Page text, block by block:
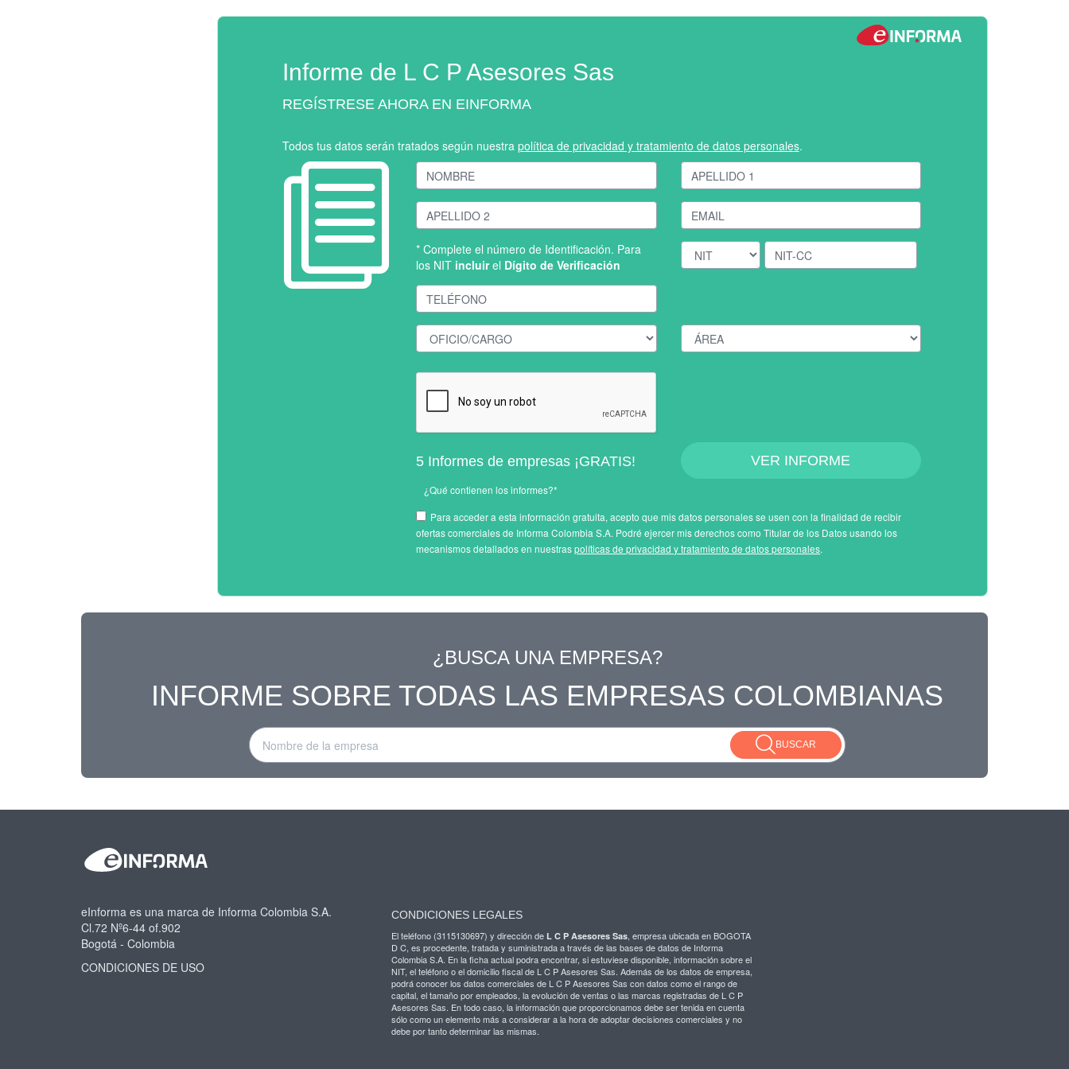
Informe de L C P Asesores Sas
REGÍSTRESE AHORA EN EINFORMA
Todos tus datos serán tratados según nuestra política de privacidad y tratamiento de datos personales.
* Complete el número de Identificación. Para
los NIT incluirel Dígito de Verificación
5 Informes de empresas ¡GRATIS!
¿Qué contienen los informes?*
VER INFORME
Para acceder a esta información gratuita, acepto que mis datos personales se usen con la finalidad de recibir
ofertas comerciales de Informa Colombia S.A. Podré ejercer mis derechos como Titular de los Datos usando los
mecanismos detallados en nuestraspolíticas de privacidad y tratamiento de datos personales.
¿BUSCA UNA EMPRESA?
INFORME SOBRE TODAS LAS EMPRESAS COLOMBIANAS
BUSCAR
eInforma es una marca de Informa Colombia S.A.
Cl.72 Nº6-44 of.902
Bogotá - Colombia
CONDICIONES DE USO
CONDICIONES LEGALES
El teléfono (3115130697) y dirección de L C P Asesores Sas , empresa ubicada en BOGOTA
D C, es procedente, tratada y suministrada a través de las bases de datos de Informa
Colombia S.A. En la ficha actual podra encontrar, si estuviese disponible, información sobre el
NIT, el teléfono o el domicilio fiscal de L C P Asesores Sas. Además de los datos de empresa,
podrá conocer los datos comerciales de L C P Asesores Sas con datos como el rango de
capital, el tamaño por empleados, la evolución de ventas o las marcas registradas de L C P
Asesores Sas. En todo caso, la información que proporcionamos debe ser tenida en cuenta
sólo como un elemento más a considerar a la hora de adoptar decisiones comerciales y no
debe por tanto determinar las mismas.